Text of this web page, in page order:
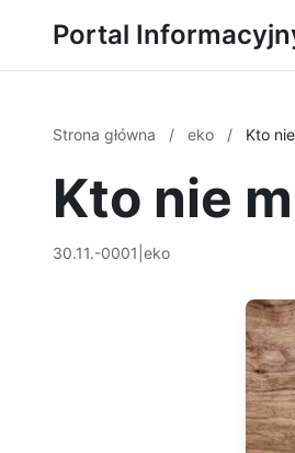
Portal
Strona główna / eko / Kto
Kto nie
30.11.-0001 eko